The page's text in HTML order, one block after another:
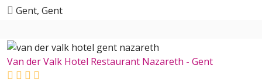
Gent, Gent
Van der Valk Hotel Restaurant Nazareth - Gent